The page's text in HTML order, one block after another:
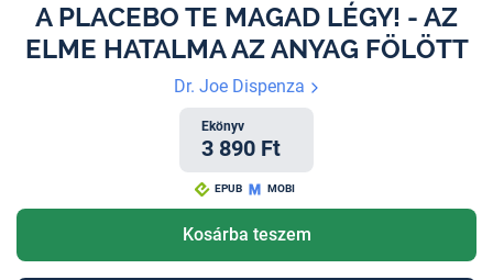
A PLACEBO TE MAGAD LÉGY! - AZ
ELME HATALMA AZ ANYAG FÖLÖTT
Dr. Joe Dispenza
Ekönyv
3 890 Ft
EPUB MOBI
Kosárba teszem